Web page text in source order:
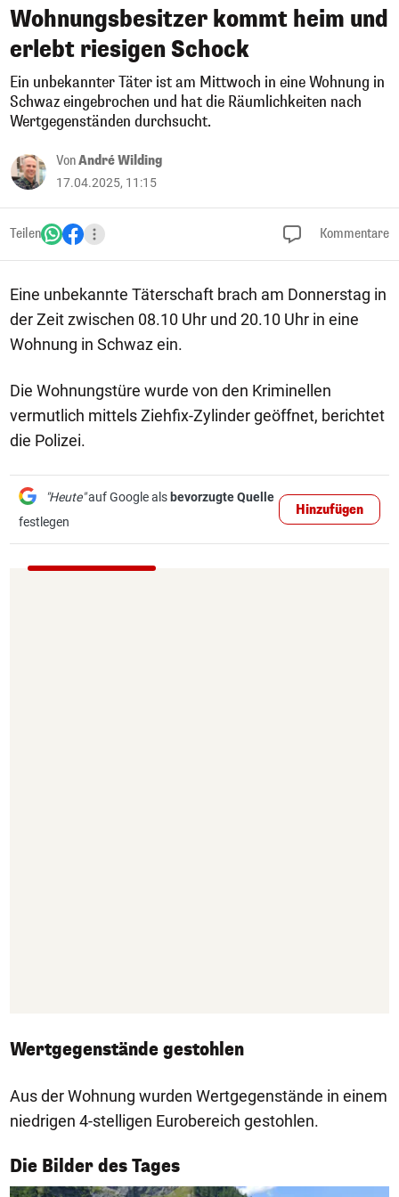
Wohnungsbesitzer kommt heim und
erlebt riesigen Schock
Ein unbekannter Täter ist am Mittwoch in eine Wohnung in
Schwaz eingebrochen und hat die Räumlichkeiten nach
Wertgegenständen durchsucht.
VonAndré Wilding
17.04.2025, 11:15
Teilen Kommentare
Eine unbekannte Täterschaft brach am Donnerstag in
der Zeit zwischen 08.10 Uhr und 20.10 Uhr in eine
Wohnung in Schwaz ein.
Die Wohnungstüre wurde von den Kriminellen
vermutlich mittels Ziehfix-Zylinder geöffnet, berichtet
die Polizei.
"Heute"auf Google als bevorzugte Quelle
festlegen
Hinzufügen
Wertgegenstände gestohlen
Aus der Wohnung wurden Wertgegenstände in einem
niedrigen 4-stelligen Eurobereich gestohlen.
Die Bilder des Tages
1/50